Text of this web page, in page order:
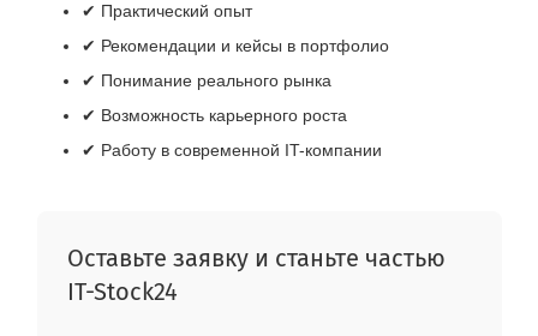
✔ Практический опыт
✔ Рекомендации и кейсы в портфолио
✔ Понимание реального рынка
✔ Возможность карьерного роста
✔ Работу в современной IT-компании
Оставьте заявку и станьте частью
IT-Stock24